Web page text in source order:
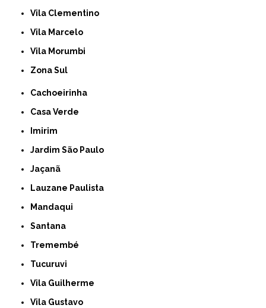
Vila Clementino
Vila Marcelo
Vila Morumbi
Zona Sul
Cachoeirinha
Casa Verde
Imirim
Jardim São Paulo
Jaçanã
Lauzane Paulista
Mandaqui
Santana
Tremembé
Tucuruvi
Vila Guilherme
Vila Gustavo